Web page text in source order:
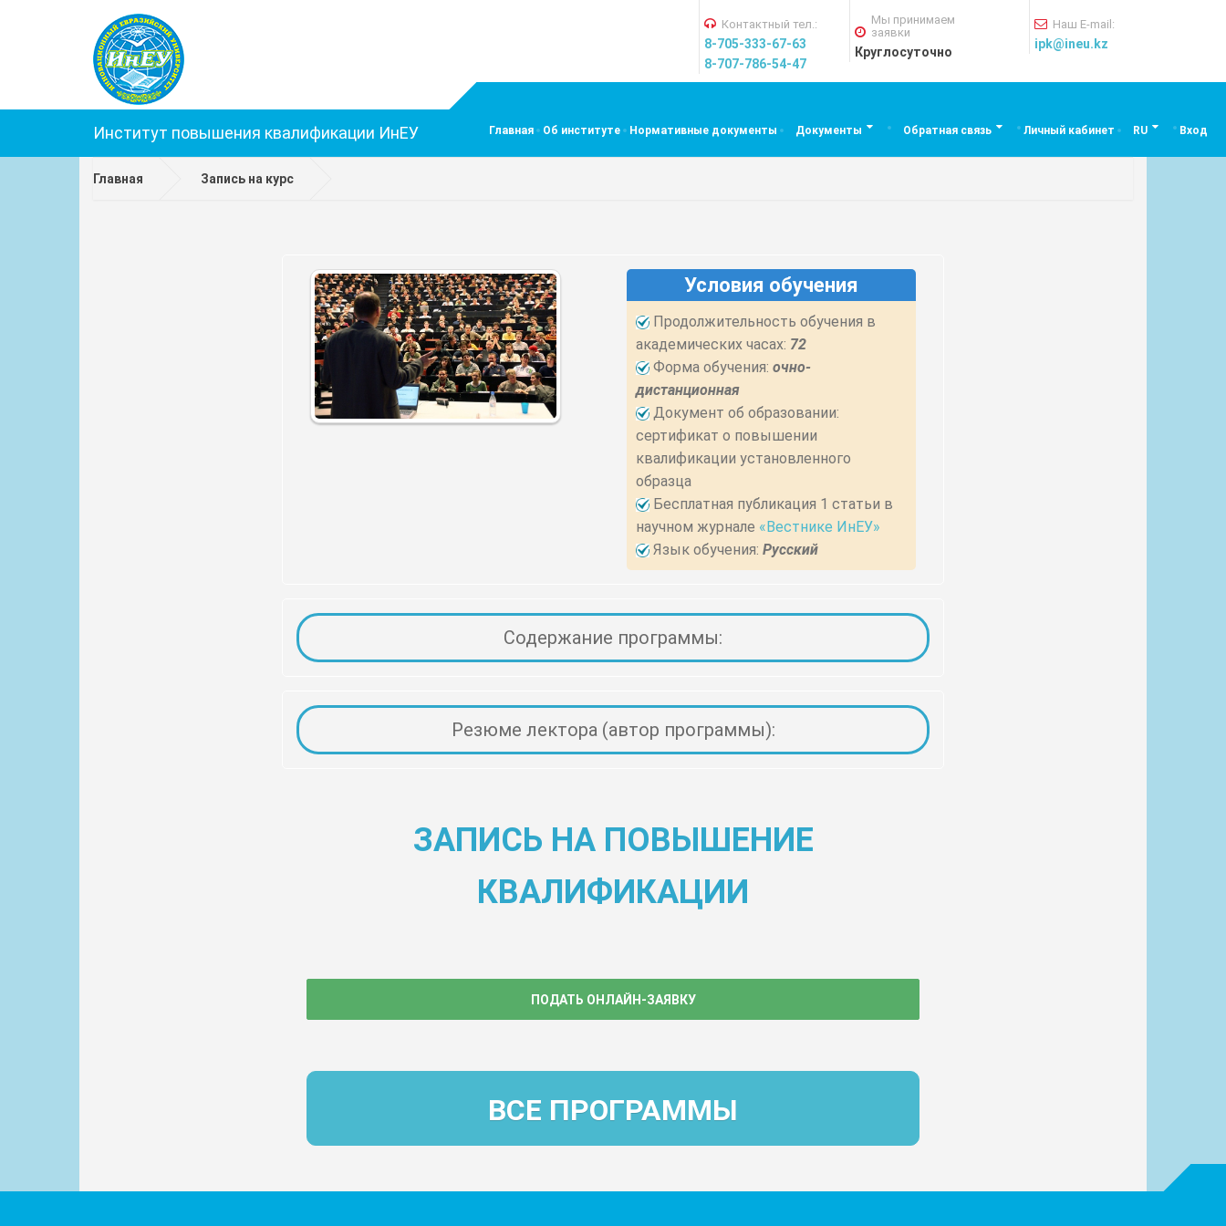
Институт повышения квалификации ИнЕУ Главная Об институте Нормативные документы Документы Обратная связь Личный кабинет RU Вход
Контактный тел.:
8-705-333-67-63
8-707-786-54-47
Мы принимаем
заявки
Круглосуточно
Наш E-mail:
ipk@ineu.kz
Главная Запись на курс
Условия обучения
академических часах: 72
Форма обучения: очно-
дистанционная
сертификат о повышении
квалификации установленного
образца
научном журнале «Вестнике ИнЕУ»
Язык обучения: Русский
Содержание программы:
Резюме лектора (автор программы):
ЗАПИСЬ НА ПОВЫШЕНИЕ
КВАЛИФИКАЦИИ
ПОДАТЬ ОНЛАЙН-ЗАЯВКУ
ВСЕ ПРОГРАММЫ